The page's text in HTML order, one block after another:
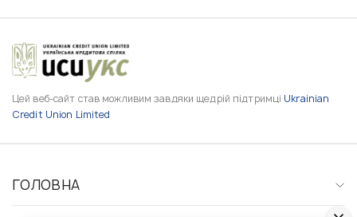
Цей веб-сайт став можливим завдяки щедрій підтримці Ukrainian
Credit Union Limited
ГОЛОВНА